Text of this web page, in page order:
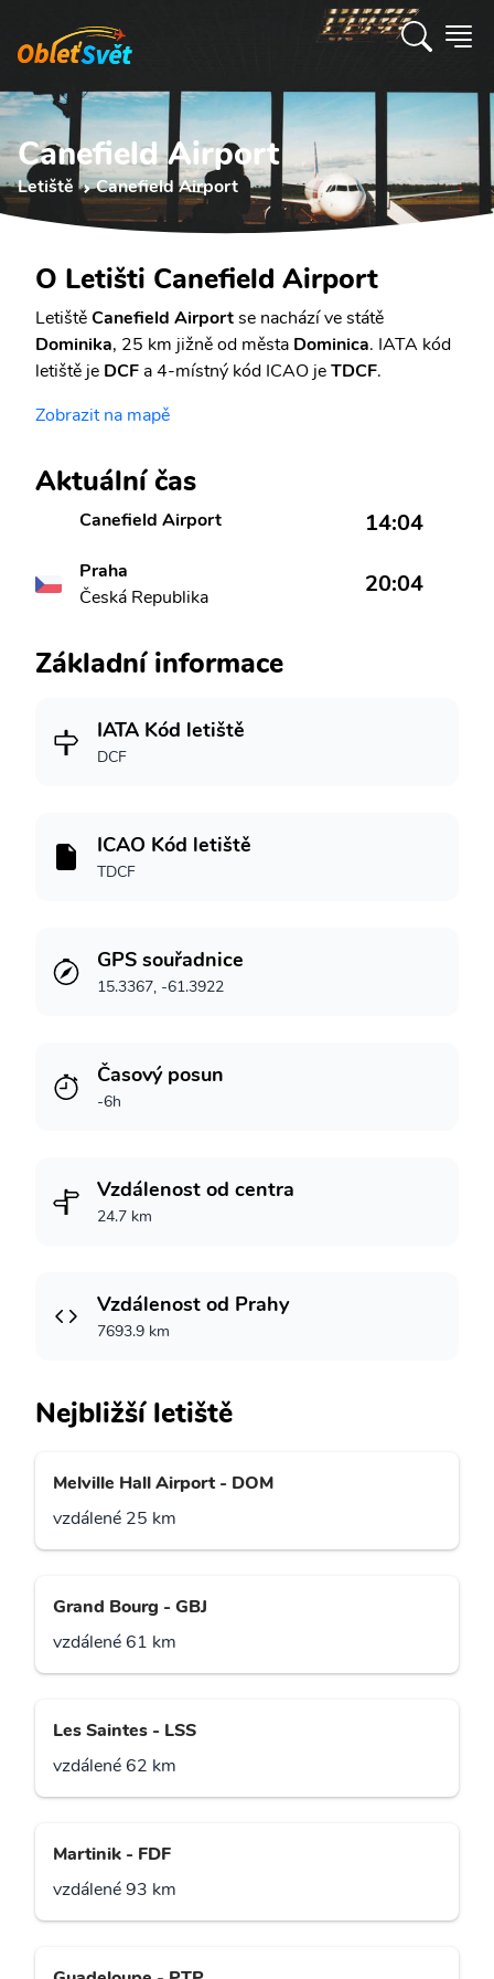
Canefield Airport
Letiště Canefield Airport
O Letišti Canefield Airport
LetištěCanefield Airportse nachází ve státě
Dominika, 25 km jižně od města Dominica. IATA kód
letiště je DCF a 4-místný kód ICAO jeTDCF.
Zobrazit na mapě
Aktuální čas
Canefield Airport 14:04
Praha
Česká Republika
20:04
Základní informace
IATA Kód letiště
DCF
ICAO Kód letiště
TDCF
GPS souřadnice
15.3367, -61.3922
Časový posun
-6h
Vzdálenost od centra
24.7 km
Vzdálenost od Prahy
7693.9 km
Nejbližší letiště
Melville Hall Airport - DOM
vzdálené 25 km
Grand Bourg - GBJ
vzdálené 61 km
Les Saintes - LSS
vzdálené 62 km
Martinik - FDF
vzdálené 93 km